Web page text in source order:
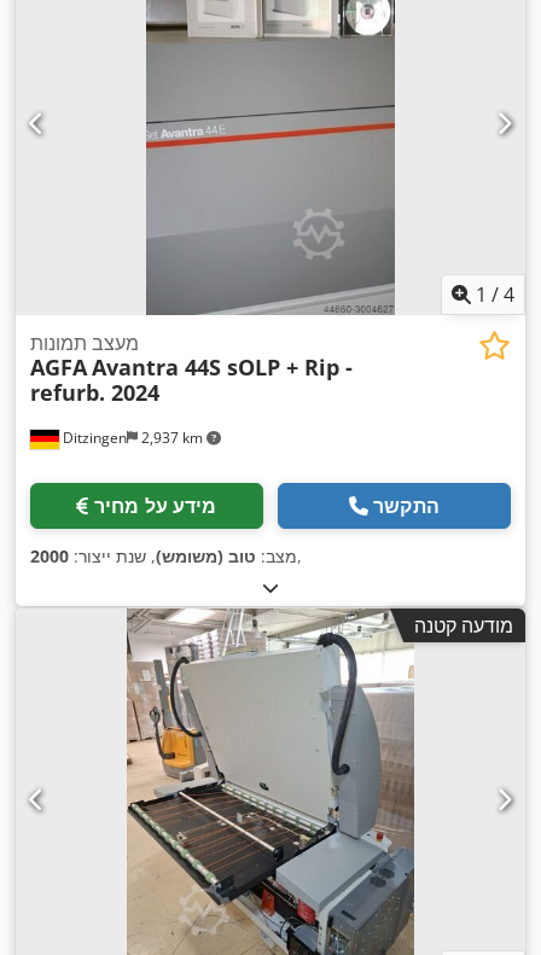
1 /4
Ditzingen 2,937 km
מעצב תמונות
AGFAAvantra 44S sOLP + Rip -
refurb. 2024
מידע על מחיר התקשר
מצב: טוב (משומש), שנת ייצור: 2000 ,
מודעה קטנה